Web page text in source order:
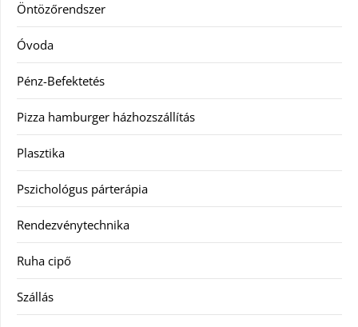
Öntözőrendszer
Óvoda
Pénz-Befektetés
Pizza hamburger házhozszállítás
Plasztika
Pszichológus párterápia
Rendezvénytechnika
Ruha cipő
Szállás